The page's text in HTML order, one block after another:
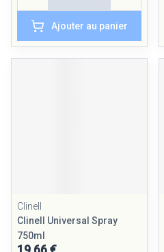
Ajouter au panier
Clinell
Clinell Universal Spray
750ml